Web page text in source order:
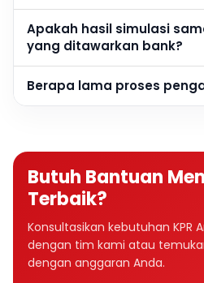
Apakah hasil simulasi
yang ditawarkan bank?
Berapa lama proses
Butuh Bantuan
Terbaik?
Konsultasikan kebutuhan KPR
dengan tim kami atau
dengan anggaran Anda.